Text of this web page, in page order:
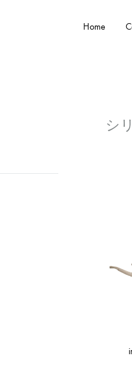
Home